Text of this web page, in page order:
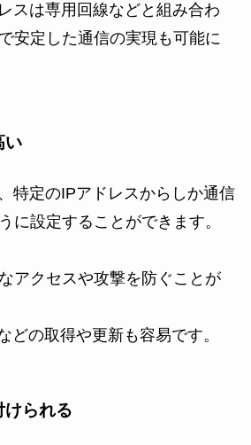
スは専用回線などと組み合わ
安定した通信の実現も可能に
い
特定のIPアドレスからしか通信
に設定することができます。
アクセスや攻撃を防ぐことが
どの取得や更新も容易です。
けられる